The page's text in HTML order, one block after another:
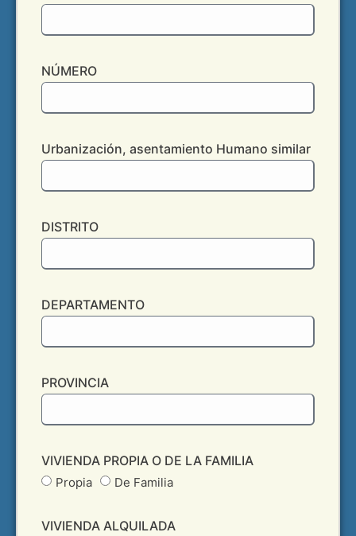
NÚMERO
Urbanización, asentamiento Humano similar
DISTRITO
DEPARTAMENTO
PROVINCIA
VIVIENDA PROPIA O DE LA FAMILIA
Propia De Familia
VIVIENDA ALQUILADA